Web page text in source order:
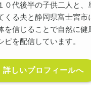
０代後半の子供二人と、
くる夫と静岡県富士宮市
を信じることで自然に健
ピを配信しています。
詳しいプロフィールへ